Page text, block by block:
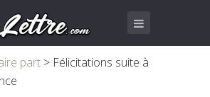
part > Félicitations suite à